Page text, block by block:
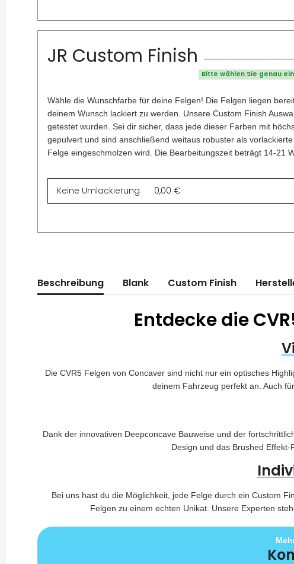
JR Custom Finish
Bitte wählen Sie genau
Wähle die Wunschfarbe für deine Felgen! Die Felgen liegen
deinem Wunsch lackiert zu werden. Unsere Custom Finish
getestet wurden. Sei dir sicher, dass jede dieser Farben mit
gepulvert und sind anschließend weitaus robuster als
Felge eingeschmolzen wird. Die Bearbeitungszeit beträgt 14-21
Beschreibung Blank Custom Finish
Entdecke die
Die CVR5 Felgen von Concaver sind nicht nur ein optisches
deinem Fahrzeug perfekt an. Auch
Dank der innovativen Deepconcave Bauweise und der
Design und das Brushed
Bei uns hast du die Möglichkeit, jede Felge durch ein Custom
Felgen zu einem echten Unikat. Unsere Experten